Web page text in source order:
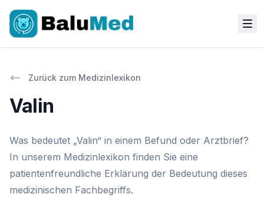
Zurück zum Medizinlexikon
Valin
Was bedeutet „Valin“ in einem Befund oder Arztbrief?
In unserem Medizinlexikon finden Sie eine
patientenfreundliche Erklärung der Bedeutung dieses
medizinischen Fachbegriffs.